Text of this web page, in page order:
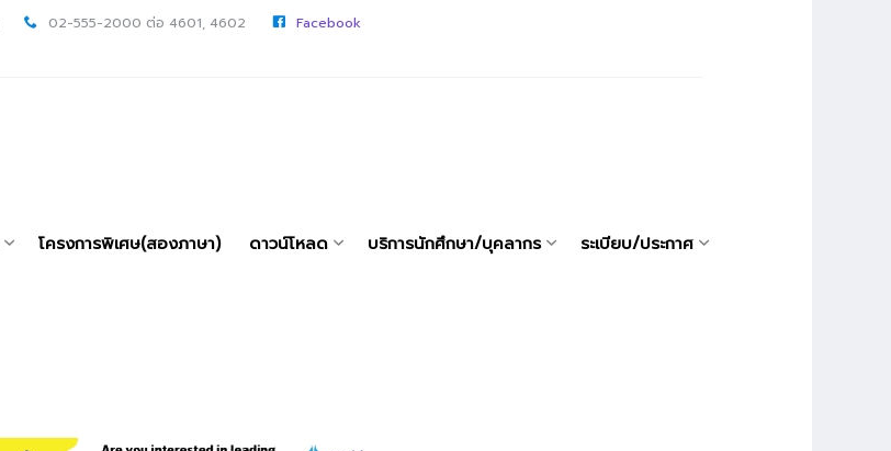
02-555-2000 ต่อ 4601, 4602
Facebook
โครงการพิเศษ(สองภาษา) ดาวน์โหลด บริการนักศึกษา/บุคลากร ระเบียบ/ประกาศ